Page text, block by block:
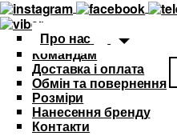
Про нас
Командам
Доставка і оплата
Обмін та повернення
Розміри
Нанесення бренду
Контакти